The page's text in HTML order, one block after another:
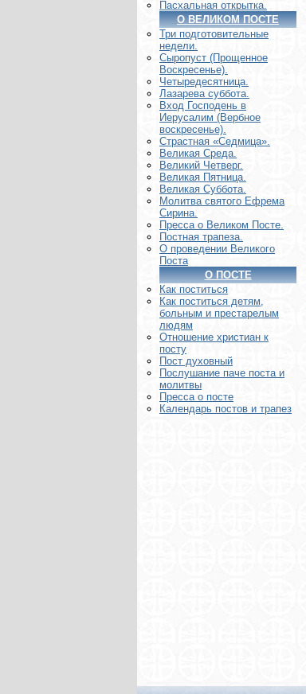
Пасхальная открытка.
О ВЕЛИКОМ ПОСТЕ
Три подготовительные
недели.
Сыропуст (Прощенное
Воскресенье).
Четыредесятница.
Лазарева суббота.
Вход Господень в
Иерусалим (Вербное
воскресенье).
Страстная «Седмица».
Великая Среда.
Великий Четверг.
Великая Пятница.
Великая Суббота.
Молитва святого Ефрема
Сирина.
Пресса о Великом Посте.
Постная трапеза.
О проведении Великого
Поста
О ПОСТЕ
Как поститься
Как поститься детям,
больным и престарелым
людям
Отношение христиан к
посту
Пост духовный
Послушание паче поста и
молитвы
Пресса о посте
Календарь постов и трапез